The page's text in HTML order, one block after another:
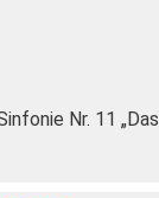
Nr. 11 „Das